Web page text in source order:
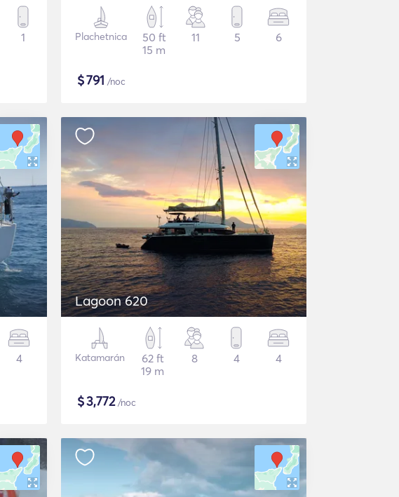
1 Plachetnica
50 ft
15 m
11 5 6
$791 /noc
4
Lagoon 620
Katamarán
62 ft
19 m
8 4 4
$3,772/noc